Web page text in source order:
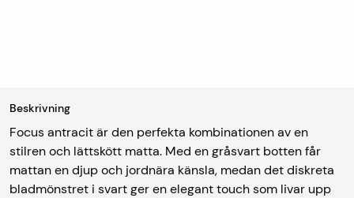
Beskrivning
Focus antracit är den perfekta kombinationen av en
stilren och lättskött matta. Med en gråsvart botten får
mattan en djup och jordnära känsla, medan det diskreta
bladmönstret i svart ger en elegant touch som livar upp